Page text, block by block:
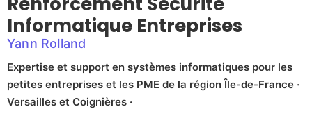
Informatique Entreprises
Yann Rolland
Expertise et support en systèmes informatiques pour les
petites entreprises et les PME de la région Île-de-France ·
Versailles et Coignières ·